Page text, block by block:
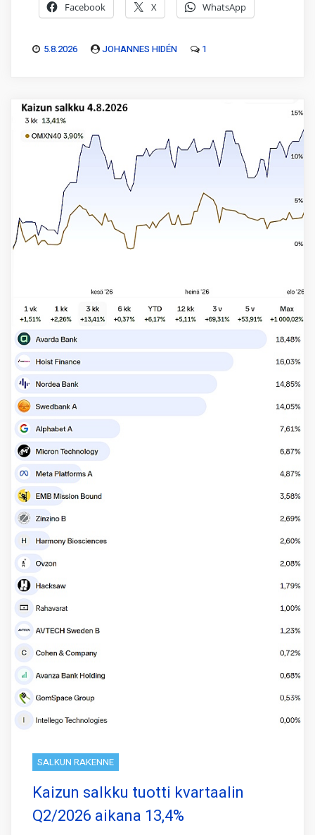
Facebook X WhatsApp
5.8.2026 JOHANNES HIDÉN 1
SALKUN RAKENNE
Kaizun salkku tuotti kvartaalin
Q2/2026 aikana 13,4%